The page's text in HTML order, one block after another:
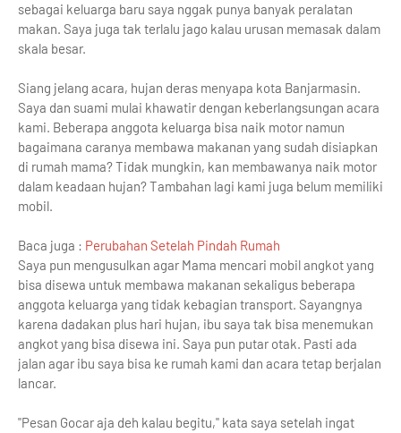
sebagai keluarga baru saya nggak punya banyak peralatan
makan. Saya juga tak terlalu jago kalau urusan memasak dalam
skala besar.
Siang jelang acara, hujan deras menyapa kota Banjarmasin.
Saya dan suami mulai khawatir dengan keberlangsungan acara
kami. Beberapa anggota keluarga bisa naik motor namun
bagaimana caranya membawa makanan yang sudah disiapkan
di rumah mama? Tidak mungkin, kan membawanya naik motor
dalam keadaan hujan? Tambahan lagi kami juga belum memiliki
mobil.
Baca juga : Perubahan Setelah Pindah Rumah
Saya pun mengusulkan agar Mama mencari mobil angkot yang
bisa disewa untuk membawa makanan sekaligus beberapa
anggota keluarga yang tidak kebagian transport. Sayangnya
karena dadakan plus hari hujan, ibu saya tak bisa menemukan
angkot yang bisa disewa ini. Saya pun putar otak. Pasti ada
jalan agar ibu saya bisa ke rumah kami dan acara tetap berjalan
lancar.
"Pesan Gocar aja deh kalau begitu," kata saya setelah ingat